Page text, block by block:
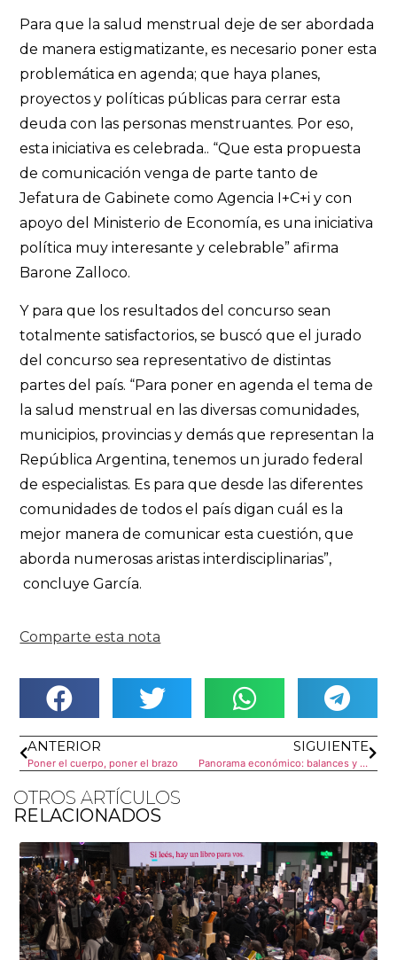
Para que la salud menstrual deje de ser abordada
de manera estigmatizante, es necesario poner esta
problemática en agenda; que haya planes,
proyectos y políticas públicas para cerrar esta
deuda con las personas menstruantes. Por eso,
esta iniciativa es celebrada.. “Que esta propuesta
de comunicación venga de parte tanto de
Jefatura de Gabinete como Agencia I+C+i y con
apoyo del Ministerio de Economía, es una iniciativa
política muy interesante y celebrable” afirma
Barone Zalloco.
Y para que los resultados del concurso sean
totalmente satisfactorios, se buscó que el jurado
del concurso sea representativo de distintas
partes del país. “Para poner en agenda el tema de
la salud menstrual en las diversas comunidades,
municipios, provincias y demás que representan la
República Argentina, tenemos un jurado federal
de especialistas. Es para que desde las diferentes
comunidades de todos el país digan cuál es la
mejor manera de comunicar esta cuestión, que
aborda numerosas aristas interdisciplinarias”,
concluye García.
Comparte esta nota
ANTERIOR
Poner el cuerpo, poner el brazo
SIGUIENTE
Panorama económico: balances y escenarios
OTROS ARTÍCULOS
RELACIONADOS